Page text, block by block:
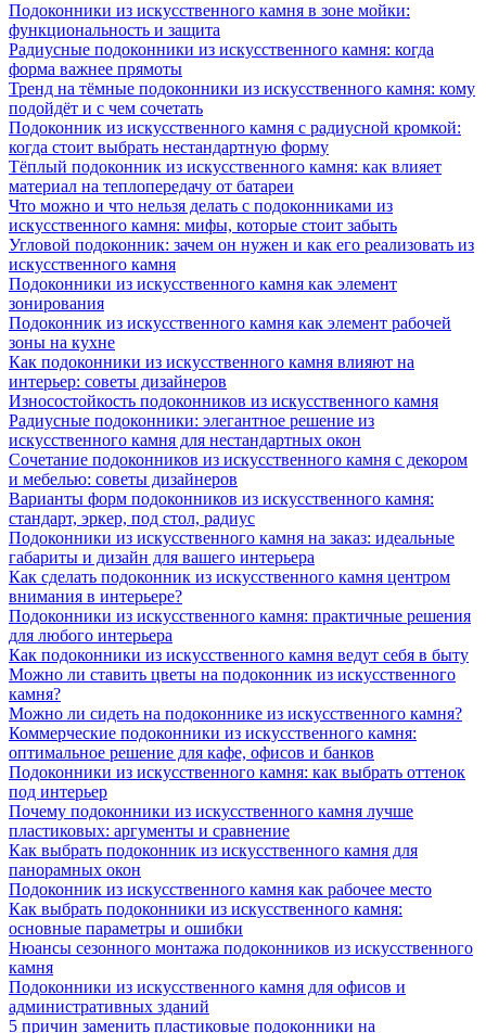
Подоконники из искусственного камня в зоне мойки:
функциональность и защита
Радиусные подоконники из искусственного камня: когда
форма важнее прямоты
Тренд на тёмные подоконники из искусственного камня: кому
подойдёт и с чем сочетать
Подоконник из искусственного камня с радиусной кромкой:
когда стоит выбрать нестандартную форму
Тёплый подоконник из искусственного камня: как влияет
материал на теплопередачу от батареи
Что можно и что нельзя делать с подоконниками из
искусственного камня: мифы, которые стоит забыть
Угловой подоконник: зачем он нужен и как его реализовать из
искусственного камня
Подоконники из искусственного камня как элемент
зонирования
Подоконник из искусственного камня как элемент рабочей
зоны на кухне
Как подоконники из искусственного камня влияют на
интерьер: советы дизайнеров
Износостойкость подоконников из искусственного камня
Радиусные подоконники: элегантное решение из
искусственного камня для нестандартных окон
Сочетание подоконников из искусственного камня с декором
и мебелью: советы дизайнеров
Варианты форм подоконников из искусственного камня:
стандарт, эркер, под стол, радиус
Подоконники из искусственного камня на заказ: идеальные
габариты и дизайн для вашего интерьера
Как сделать подоконник из искусственного камня центром
внимания в интерьере?
Подоконники из искусственного камня: практичные решения
для любого интерьера
Как подоконники из искусственного камня ведут себя в быту
Можно ли ставить цветы на подоконник из искусственного
камня?
Можно ли сидеть на подоконнике из искусственного камня?
Коммерческие подоконники из искусственного камня:
оптимальное решение для кафе, офисов и банков
Подоконники из искусственного камня: как выбрать оттенок
под интерьер
Почему подоконники из искусственного камня лучше
пластиковых: аргументы и сравнение
Как выбрать подоконник из искусственного камня для
панорамных окон
Подоконник из искусственного камня как рабочее место
Как выбрать подоконники из искусственного камня:
основные параметры и ошибки
Нюансы сезонного монтажа подоконников из искусственного
камня
Подоконники из искусственного камня для офисов и
административных зданий
5 причин заменить пластиковые подоконники на